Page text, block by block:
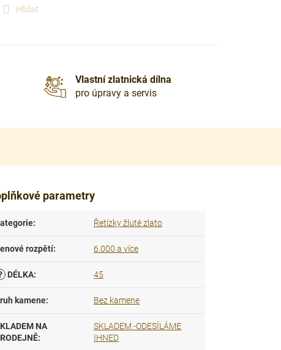
Hlídat
Vlastní zlatnická dílna
pro úpravy a servis
parametry
: Řetízky žluté zlato
rozpětí: 6.000 a více
DÉLKA: 45
kamene: Bez kamene
NA
:
SKLADEM -ODESÍLÁME
IHNED